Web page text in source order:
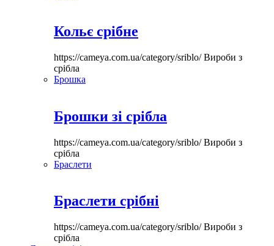
Кольє срібне
https://cameya.com.ua/category/sriblo/Вироби з
срібла
Брошка
Брошки зі срібла
https://cameya.com.ua/category/sriblo/Вироби з
срібла
Браслети
Браслети срібні
https://cameya.com.ua/category/sriblo/Вироби з
срібла